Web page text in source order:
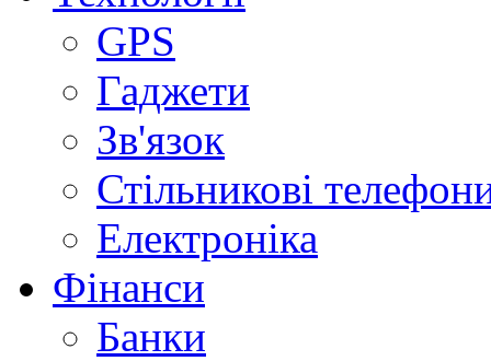
GPS
Гаджети
Зв'язок
Стільникові
Електроніка
Фінанси
Банки